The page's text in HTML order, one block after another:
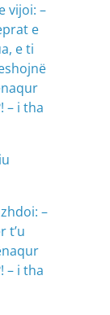
vijoi: –
e
e ti
– i tha
–
t’u
– i tha